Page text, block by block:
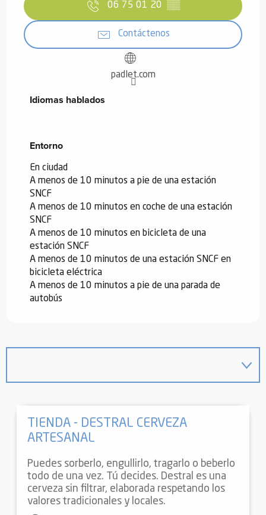
06 75 01 20 ▒▒
Contáctenos
padlet.com
Idiomas hablados
Idiomas hablados
Entorno
Entorno
En ciudad
A menos de 10 minutos a pie de una estación
SNCF
A menos de 10 minutos en coche de una estación
SNCF
A menos de 10 minutos en bicicleta de una
estación SNCF
A menos de 10 minutos de una estación SNCF en
bicicleta eléctrica
A menos de 10 minutos a pie de una parada de
autobús
TIENDA - DESTRAL CERVEZA
ARTESANAL
Puedes sorberlo, engullirlo, tragarlo o beberlo
todo de una vez. Tú decides. Destral es una
cerveza sin filtrar, elaborada respetando los
valores tradicionales y locales.